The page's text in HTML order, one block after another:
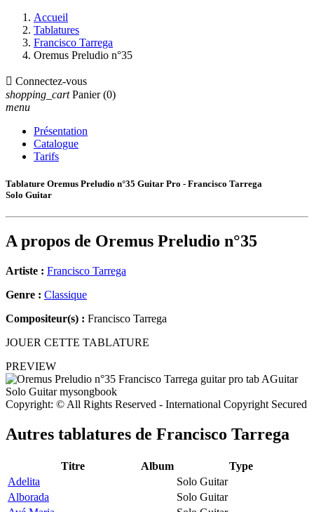
Accueil
Tablatures
Francisco Tarrega
Oremus Preludio n°35
 Connectez-vous
shopping_cart Panier (0)
menu
Présentation
Catalogue
Tarifs
Tablature Oremus Preludio n°35 Guitar Pro - Francisco Tarrega
Solo Guitar
A propos de Oremus Preludio n°35
Artiste : Francisco Tarrega
Genre : Classique
Compositeur(s) : Francisco Tarrega
JOUER CETTE TABLATURE
PREVIEW
Copyright: © All Rights Reserved - International Copyright Secured
Autres tablatures de Francisco Tarrega
Titre Album
Type
Adelita
Solo Guitar
Alborada
Solo Guitar